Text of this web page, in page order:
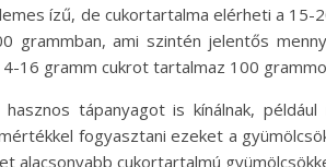
ízű, de cukortartalma elérheti a
ami szintén jelentős
16 gramm cukrot tartalmaz 100
tápanyagot is kínálnak,
fogyasztani ezeket a
cukortartalmú